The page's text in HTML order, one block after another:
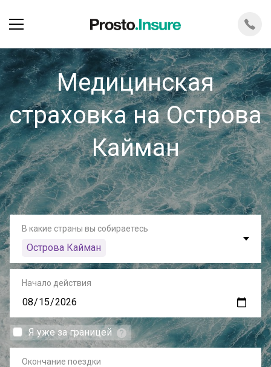
Медицинская
страховка на Острова
Кайман
В какие страны вы собираетесь
Острова Кайман
Начало действия
Я уже за границей
Окончание поездки